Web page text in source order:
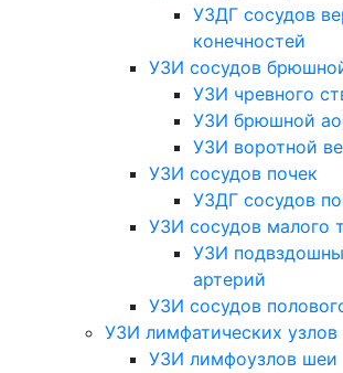
УЗДГ сосудов
конечностей
УЗИ сосудов
УЗИ чревного
УЗИ брюшной
УЗИ воротной
УЗИ сосудов почек
УЗДГ сосудов
УЗИ сосудов малого
УЗИ
артерий
УЗИ сосудов
УЗИ лимфатических узлов
УЗИ лимфоузлов шеи